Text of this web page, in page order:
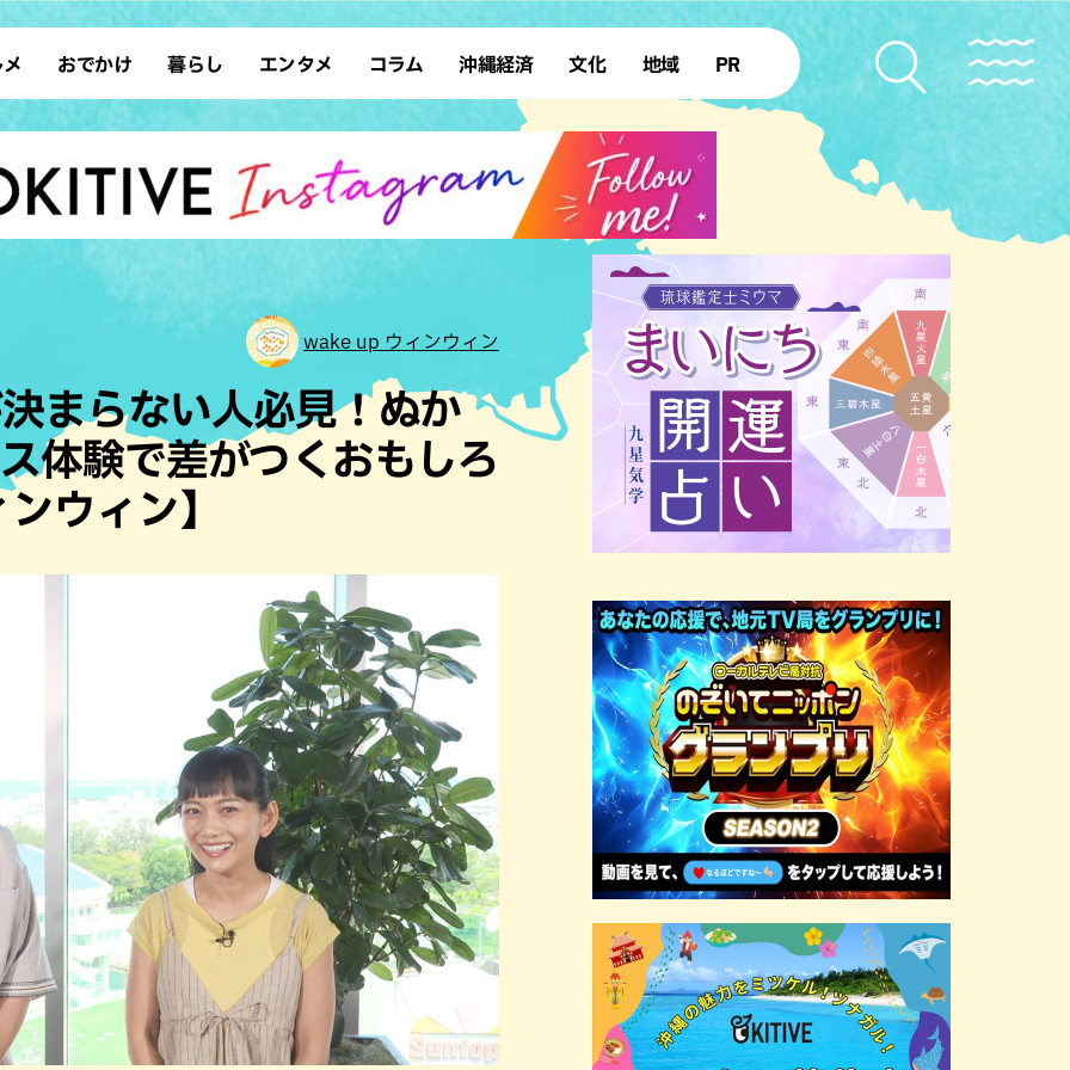
ン 沖縄そば
ウト カフェ
和食・日本料理
・焼肉 焼鳥・串料理
肉料理 居酒屋・バー
イキング スイーツ
おでかけ
デート ドライブ
散歩 ソロ活
歴史
アート
ホテル
サウナ 公園
沖縄の海
暮らし
レシピ SDGs
ファッション ローカルニュース
沖縄移住 沖縄旧暦行事
エンタメ
スポーツ 占い
タレント・芸人 テレビ
コラム 沖縄経済 文化
復帰50年
地域
本島北部
本島南部 先島諸島
北部離島
PR
wake up ウィンウィン
まらない人必見！ぬか
体験で差がつくおもしろ
ウィン】